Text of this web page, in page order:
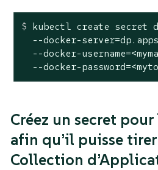
$ kubectl create secret
--docker-
--docker-
--docker-
Créez un secret
afin qu’il puisse
Collection